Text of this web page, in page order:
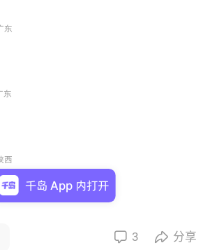
东
东
西
 3  分享
千岛 App 内打开